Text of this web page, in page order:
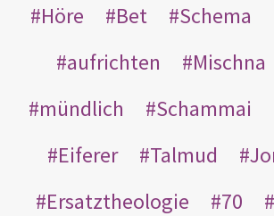
Höre
Bet Schema
aufrichten
Mischna
mündlich
Schammai
Eiferer
Talmud
Ersatztheologie
70